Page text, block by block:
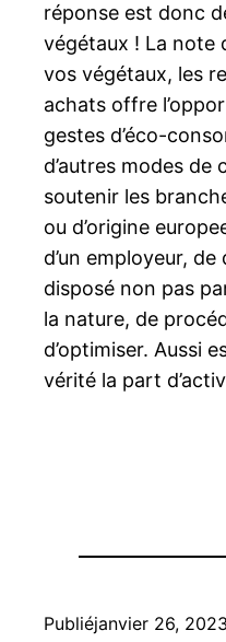
réponse est donc
végétaux ! La note
vos végétaux, les
achats offre
gestes d’éco-
d’autres modes
soutenir les
ou d’origine
d’un employeur,
disposé non pas
la nature, de
d’optimiser. Aussi
vérité la part
Publiéjanvier 26, 2023